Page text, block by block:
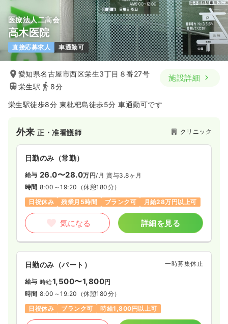
医療法人二高会
高木医院
直接応募求人 車通勤可
愛知県名古屋市西区栄生3丁目８番27号
栄生駅
8分
施設詳細
栄生駅徒歩8分 東枇杷島徒歩5分 車通勤可です
外来正・准看護師 クリニック
日勤のみ（常勤）
給与 26.0〜28.0万円/月 賞与3.8ヶ月
時間 8:00～19:20 （休憩180分）
日祝休み
残業月5時間 ブランク可 月給28万円以上可
気になる 詳細を見る
日勤のみ（パート） 一時募集休止
給与 時給1,500〜1,800円
時間 8:00～19:20 （休憩180分）
日祝休み
ブランク可 時給1,800円以上可